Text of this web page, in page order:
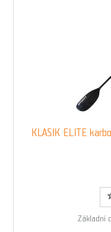
KLASIK ELITE
Základní